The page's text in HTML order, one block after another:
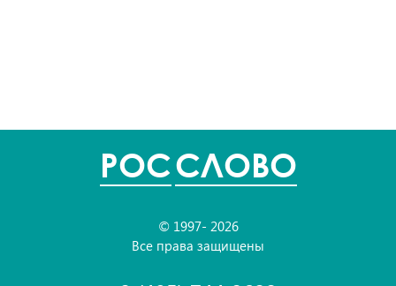
POCСЛОВО
© 1997- 2026
Все права защищены